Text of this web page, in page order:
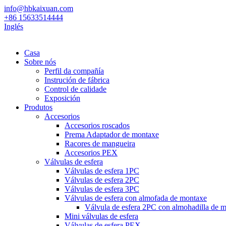
info@hbkaixuan.com
+86 15633514444
Inglés
Casa
Sobre nós
Perfil da compañía
Instrución de fábrica
Control de calidade
Exposición
Produtos
Accesorios
Accesorios roscados
Prema Adaptador de montaxe
Racores de mangueira
Accesorios PEX
Válvulas de esfera
Válvulas de esfera 1PC
Válvulas de esfera 2PC
Válvulas de esfera 3PC
Válvulas de esfera con almofada de montaxe
Válvula de esfera 2PC con almohadilla de
Mini válvulas de esfera